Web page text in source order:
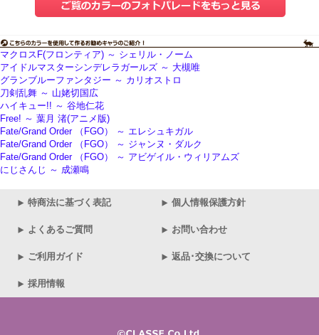
マクロスF(フロンティア) ～ シェリル・ノーム
アイドルマスターシンデレラガールズ ～ 大槻唯
グランブルーファンタジー ～ カリオストロ
刀剣乱舞 ～ 山姥切国広
ハイキュー!! ～ 谷地仁花
Free! ～ 葉月 渚(アニメ版)
Fate/Grand Order （FGO） ～ エレシュキガル
Fate/Grand Order （FGO） ～ ジャンヌ・ダルク
Fate/Grand Order （FGO） ～ アビゲイル・ウィリアムズ
にじさんじ ～ 成瀬鳴
特商法に基づく表記 個人情報保護方針
よくあるご質問 お問い合わせ
ご利用ガイド 返品･交換について
採用情報